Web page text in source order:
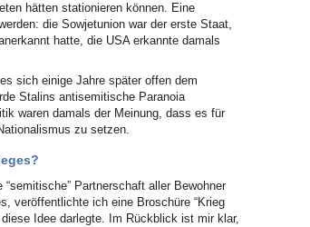
hätten stationieren können. Eine
die Sowjetunion war der erste Staat,
hatte, die USA erkannte damals
sich einige Jahre später offen dem
Stalins antisemitische Paranoia
waren damals der Meinung, dass es für
zu setzen.
Partnerschaft aller Bewohner
veröffentlichte ich eine Broschüre “Krieg
Idee darlegte. Im Rückblick ist mir klar,